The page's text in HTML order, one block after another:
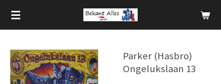
Ga
direct
hoofdinhoud
Parker (Hasbro)
Ongelukslaan 13